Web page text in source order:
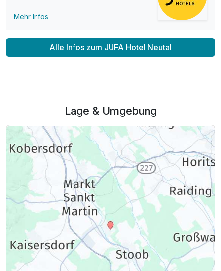
Ausstattung
p.P. ab365,00 €
Mehr Infos
Alle Infos zum JUFA Hotel Neutal
Lage & Umgebung